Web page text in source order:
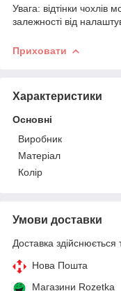
Увага: відтінки чохлів
залежності від
Приховати
Характеристики
Основні
Виробник
Матеріал
Колір
Умови доставки
Доставка здійснюється
Нова Пошта
Магазини Rozetka